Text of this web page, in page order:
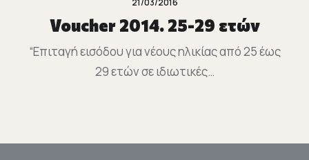
21/03/2016
Voucher 2014. 25-29 ετών
“Επιταγή εισόδου για νέους ηλικίας από 25 έως
29 ετών σε ιδιωτικές…